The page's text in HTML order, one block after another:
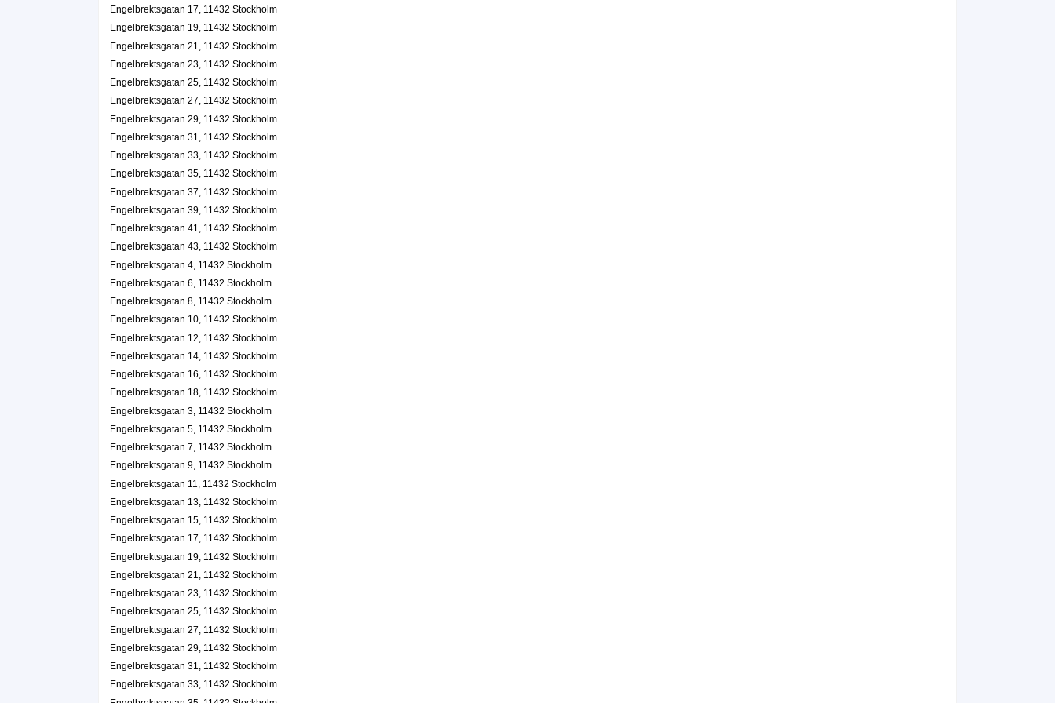
Engelbrektsgatan 10, 11432 Stockholm
New Street Capital AB
Erik Oscar Georg Wästlund
Engelbrektsgatan 10, 11432 Stockholm
Willax AB
Per Anders Bjelkstål
Engelbrektsgatan 10, 11432 Stockholm
Been There AB
Anna Sjönell
Engelbrektsgatan 12, 11432 Stockholm
Bungyjump AB
Engelbrektsgatan 12, 11432 Stockholm
Confide Legal Services AB
Gustaf Joakim Askegård
0152-24316
Engelbrektsgatan 12, 11432 Stockholm
InBetween Entertainment AB
Peter Alexander Carnello
08-54532240
Zeventy AB
Dick Gunnar Michael Wenngren
08-54532240
Engelbrektsgatan 12, 11432 Stockholm
Engelbrektsgatan 12 4 Tr, 11432 Stockholm
Noel Navagh Målerifirma
Noel Christopher Francis Navagh
Engelbrektsgatan 12 A Lgh 1101, 11432 Stockholm
Precious
Engelbrektsgatan 17, 11432 Stockholm
Engelbrektsgatan 19, 11432 Stockholm
Engelbrektsgatan 21, 11432 Stockholm
Engelbrektsgatan 23, 11432 Stockholm
Engelbrektsgatan 25, 11432 Stockholm
Engelbrektsgatan 27, 11432 Stockholm
Engelbrektsgatan 29, 11432 Stockholm
Engelbrektsgatan 31, 11432 Stockholm
Engelbrektsgatan 33, 11432 Stockholm
Engelbrektsgatan 35, 11432 Stockholm
Engelbrektsgatan 37, 11432 Stockholm
Engelbrektsgatan 39, 11432 Stockholm
Engelbrektsgatan 41, 11432 Stockholm
Engelbrektsgatan 43, 11432 Stockholm
Engelbrektsgatan 4, 11432 Stockholm
Engelbrektsgatan 6, 11432 Stockholm
Engelbrektsgatan 8, 11432 Stockholm
Engelbrektsgatan 10, 11432 Stockholm
Engelbrektsgatan 12, 11432 Stockholm
Engelbrektsgatan 14, 11432 Stockholm
Engelbrektsgatan 16, 11432 Stockholm
Engelbrektsgatan 18, 11432 Stockholm
Engelbrektsgatan 3, 11432 Stockholm
Engelbrektsgatan 5, 11432 Stockholm
Engelbrektsgatan 7, 11432 Stockholm
Engelbrektsgatan 9, 11432 Stockholm
Engelbrektsgatan 11, 11432 Stockholm
Engelbrektsgatan 13, 11432 Stockholm
Engelbrektsgatan 15, 11432 Stockholm
Engelbrektsgatan 17, 11432 Stockholm
Engelbrektsgatan 19, 11432 Stockholm
Engelbrektsgatan 21, 11432 Stockholm
Engelbrektsgatan 23, 11432 Stockholm
Engelbrektsgatan 25, 11432 Stockholm
Engelbrektsgatan 27, 11432 Stockholm
Engelbrektsgatan 29, 11432 Stockholm
Engelbrektsgatan 31, 11432 Stockholm
Engelbrektsgatan 33, 11432 Stockholm